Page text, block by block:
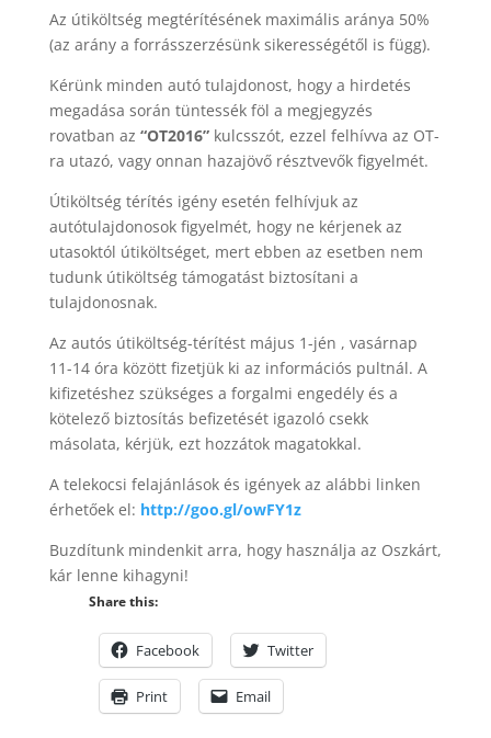
Az útiköltség megtérítésének maximális aránya 50%
(az arány a forrásszerzésünk sikerességétől is függ).
Kérünk minden autó tulajdonost, hogy a hirdetés
megadása során tüntessék föl a megjegyzés
rovatban az “OT2016” kulcsszót, ezzel felhívva az OT-
ra utazó, vagy onnan hazajövő résztvevők figyelmét.
Útiköltség térítés igény esetén felhívjuk az
autótulajdonosok figyelmét, hogy ne kérjenek az
utasoktól útiköltséget, mert ebben az esetben nem
tudunk útiköltség támogatást biztosítani a
tulajdonosnak.
Az autós útiköltség-térítést május 1-jén , vasárnap
11-14 óra között fizetjük ki az információs pultnál. A
kifizetéshez szükséges a forgalmi engedély és a
kötelező biztosítás befizetését igazoló csekk
másolata, kérjük, ezt hozzátok magatokkal.
A telekocsi felajánlások és igények az alábbi linken
érhetőek el: http://goo.gl/owFY1z
Buzdítunk mindenkit arra, hogy használja az Oszkárt,
kár lenne kihagyni!
Share this:
Facebook Twitter
Print Email